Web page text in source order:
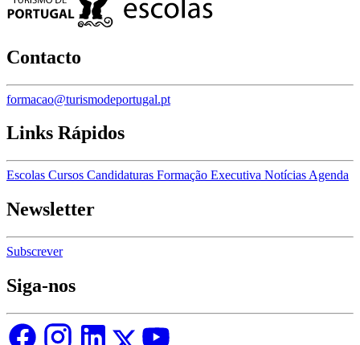
Contacto
formacao@turismodeportugal.pt
Links Rápidos
Escolas Cursos Candidaturas Formação Executiva Notícias Agenda
Newsletter
Subscrever
Siga-nos